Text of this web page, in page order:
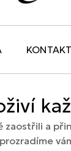
KONTAKT
a